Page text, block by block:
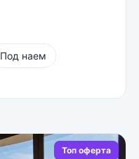
Под наем
Топ оферта